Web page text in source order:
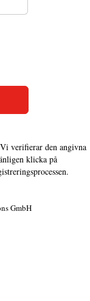
verifierar den angivna
klicka på
GmbH